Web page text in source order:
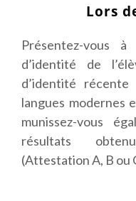
Lors
Présentez-vous
d’identité de
d’identité
langues modernes
munissez-vous
résultats
(Attestation A, B ou